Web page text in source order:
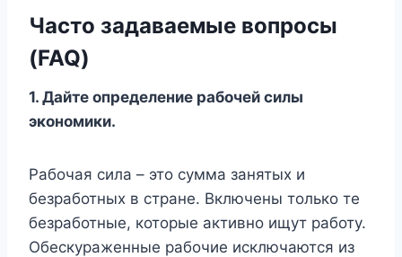
Часто задаваемые вопросы
(FAQ)
1. Дайте определение рабочей силы
экономики.
Рабочая сила – это сумма занятых и
безработных в стране. Включены только те
безработные, которые активно ищут работу.
Обескураженные рабочие исключаются из